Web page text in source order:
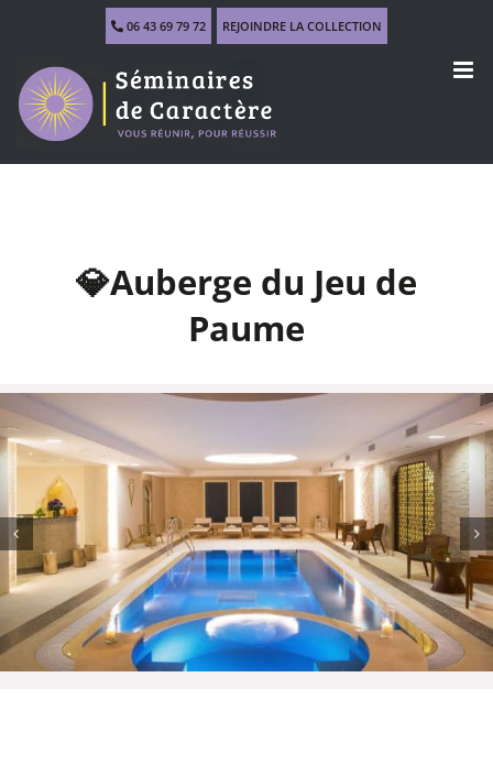
06 43 69 79 72 REJOINDRE LA COLLECTION
💎Auberge du Jeu de
Paume